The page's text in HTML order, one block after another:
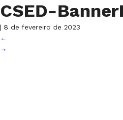
CSED-
| 8 de fevereiro de 2023
←
→